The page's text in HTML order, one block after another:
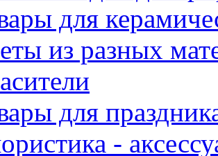
для
из разных
для
-